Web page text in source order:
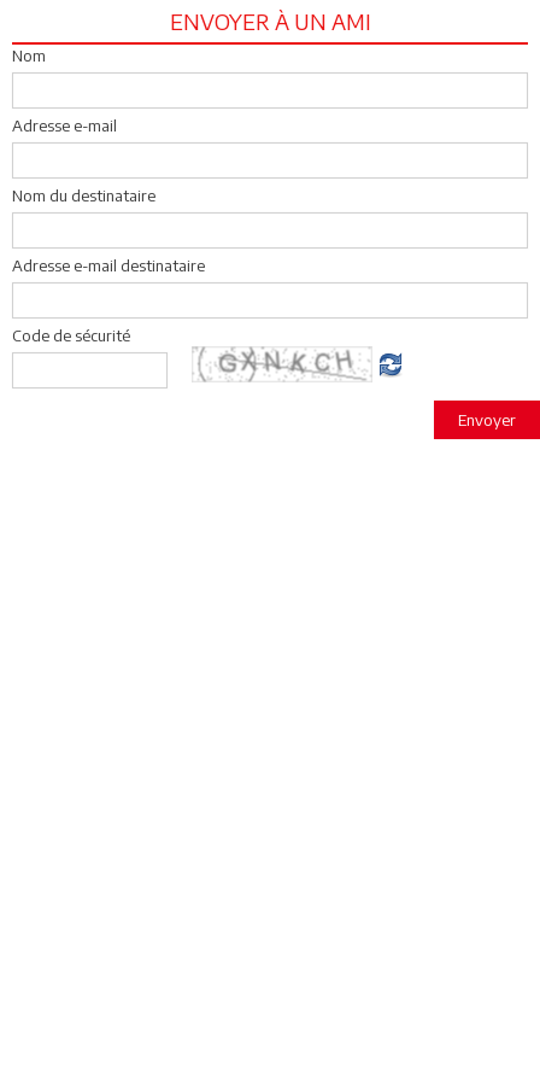
ENVOYER À UN AMI
Nom
Adresse e-mail
Nom du destinataire
Adresse e-mail destinataire
Code de sécurité
Envoyer